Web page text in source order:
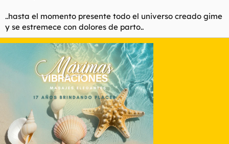
..hasta el momento presente todo el universo creado gime
y se estremece con dolores de parto..